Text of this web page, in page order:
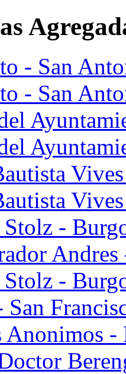
- San
- San
-
Andres
-
San
Anonimos